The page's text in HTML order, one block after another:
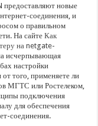
предоставляют новые
соединения, и
о правильном
На сайтеКак
на netgate-
исчерпывающая
настройки
того, применяете ли
МГТС или Ростелеком,
подключения
для обеспечения
соединения.